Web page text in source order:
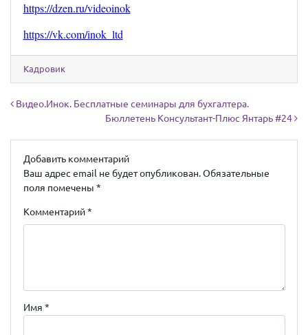
https://dzen.ru/videoinok
https://vk.com/inok_ltd
Кадровик
Навигация по записям
Видео.Инок. Бесплатные семинары для бухгалтера.
Бюллетень Консультант-Плюс Янтарь #24
Добавить комментарий
Ваш адрес email не будет опубликован. Обязательные
поля помечены *
Комментарий*
Имя *